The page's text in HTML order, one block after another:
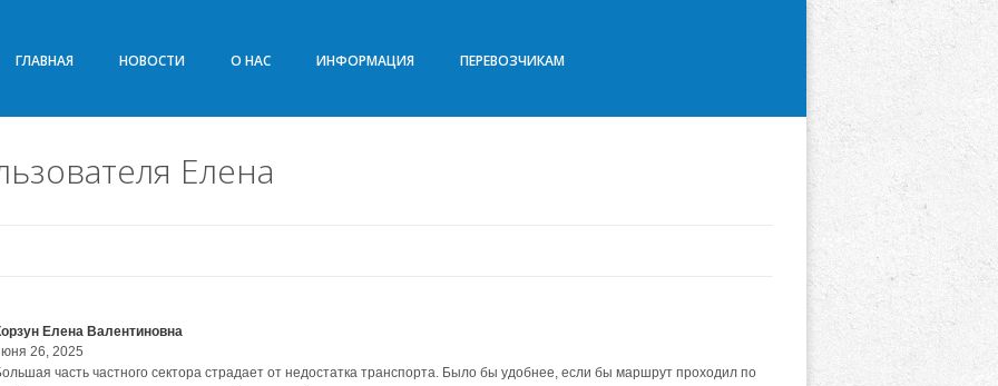
ГЛАВНАЯ НОВОСТИ О НАС ИНФОРМАЦИЯ ПЕРЕВОЗЧИКАМ
Елена
Елена Валентиновна
26, 2025
часть частного сектора страдает от недостатка транспорта. Было бы удобнее, если бы маршрут проходил по